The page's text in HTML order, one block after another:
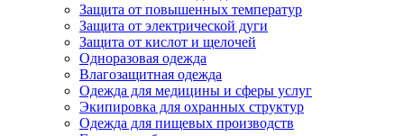
Защита от повышенных температур
Защита от электрической дуги
Защита от кислот и щелочей
Одноразовая одежда
Влагозащитная одежда
Одежда для медицины и сферы услуг
Экипировка для охранных структур
Одежда для пищевых производств